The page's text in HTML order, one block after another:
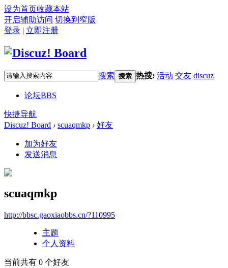
设为首页收藏本站
开启辅助访问 切换到窄版
登录 | 立即注册
搜索 搜索 热搜: 活动 交友 discuz
论坛BBS
快捷导航
Discuz! Board › scuaqmkp › 好友
加为好友
发送消息
scuaqmkp
http://bbsc.gaoxiaobbs.cn/?110995
主题
个人资料
当前共有 0 个好友